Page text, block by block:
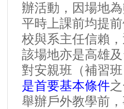
辦活動，因場地
平時上課前均提
校與系主任信賴
該場地亦是高雄
對安親班（補習
是首要基本條件
舉辦戶外教學前